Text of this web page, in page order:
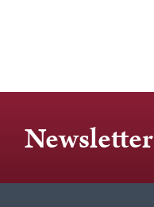
Newsletter